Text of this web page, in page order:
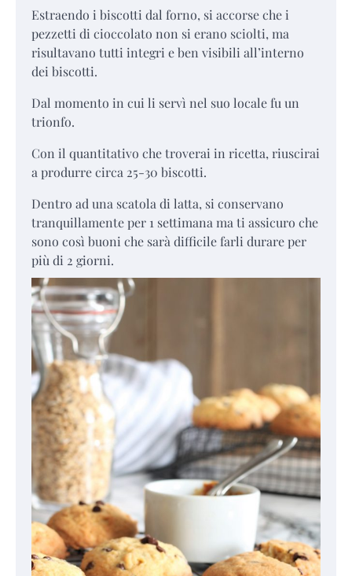
Estraendo i biscotti dal forno, si accorse che i
pezzetti di cioccolato non si erano sciolti, ma
risultavano tutti integri e ben visibili all’interno
dei biscotti.
Dal momento in cui li servì nel suo locale fu un
trionfo.
Con il quantitativo che troverai in ricetta, riuscirai
a produrre circa 25-30 biscotti.
Dentro ad una scatola di latta, si conservano
tranquillamente per 1 settimana ma ti assicuro che
sono così buoni che sarà difficile farli durare per
più di 2 giorni.